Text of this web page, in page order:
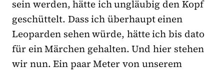
sein werden, hätte ich ungläubig den Kopf
geschüttelt. Dass ich überhaupt einen
Leoparden sehen würde, hätte ich bis dato
für ein Märchen gehalten. Und hier stehen
wir nun. Ein paar Meter von unserem